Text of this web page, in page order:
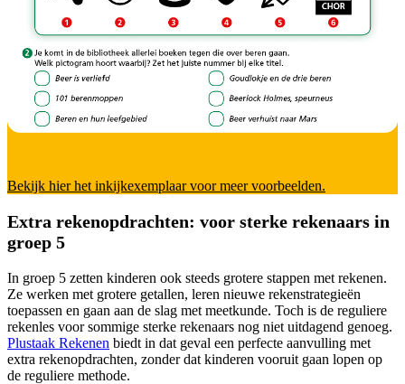
Bekijk hier het inkijkexemplaar voor meer voorbeelden.
Extra rekenopdrachten: voor sterke rekenaars in
groep 5
In groep 5 zetten kinderen ook steeds grotere stappen met rekenen.
Ze werken met grotere getallen, leren nieuwe rekenstrategieën
toepassen en gaan aan de slag met meetkunde. Toch is de reguliere
rekenles voor sommige sterke rekenaars nog niet uitdagend genoeg.
Plustaak Rekenen biedt in dat geval een perfecte aanvulling met
extra rekenopdrachten, zonder dat kinderen vooruit gaan lopen op
de reguliere methode.